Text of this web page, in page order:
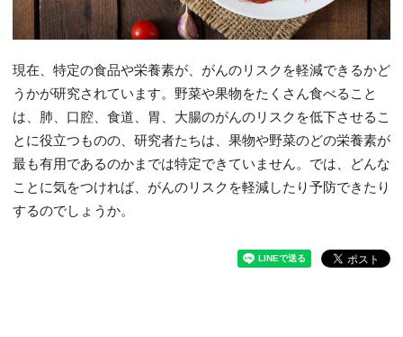
現在、特定の食品や栄養素が、がんのリスクを軽減できるかど
うかが研究されています。野菜や果物をたくさん食べること
は、肺、口腔、食道、胃、大腸のがんのリスクを低下させるこ
とに役立つものの、研究者たちは、果物や野菜のどの栄養素が
最も有用であるのかまでは特定できていません。では、どんな
ことに気をつければ、がんのリスクを軽減したり予防できたり
するのでしょうか。